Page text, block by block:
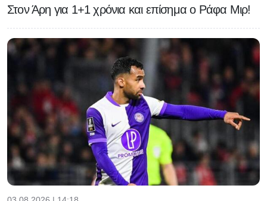
Στον Άρη για 1+1 χρόνια και επίσημα ο Ράφα Μιρ!